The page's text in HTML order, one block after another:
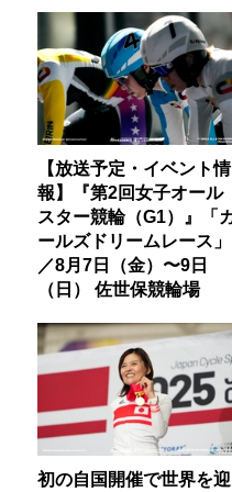
【放送予定・イベント情
報】『第2回女子オール
スター競輪（G1）』「
ールズドリームレース」
／8月7日（金）〜9日
（日） 佐世保競輪場
初の自国開催で世界を迎